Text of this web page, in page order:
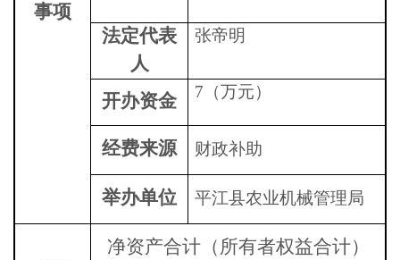
事项
法定代表
人
张帝明
开办资金 7 （万元）
经费来源 财政补助
举办单位 平江县农业机械管理局
净资产合计（所有者权益合计）